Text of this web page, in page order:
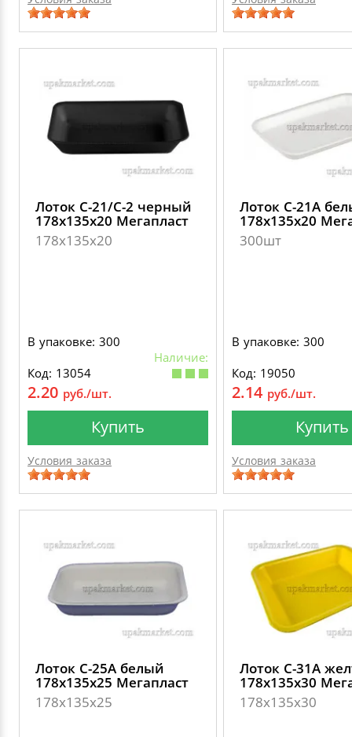
Лоток C-21/C-2 черный
178х135х20 Мегапласт
178х135х20
В упаковке: 300
Наличие:
Код: 13054
2.20 руб./шт.
Купить
Условия заказа
Лоток C-21А
178х135х20
300шт
В упаковке: 300
Код: 19050
2.14 руб./шт.
Купить
Условия заказа
Лоток C-25А белый
178х135х25 Мегапласт
178х135х25
Лоток C-31А
178х135х30
178х135х30